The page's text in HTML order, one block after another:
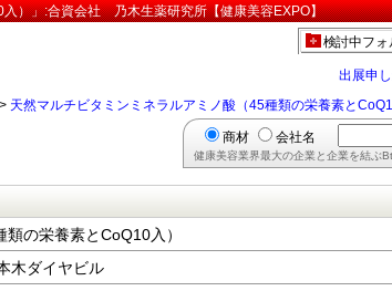
）」:合資会社 乃木生薬研究所【健康美容EXPO】
検討中フォ
出展申
> 天然マルチビタミンミネラルアミノ酸（45種類の栄養素と
商材 会社名
健康美容業界最大の企業と企業を結ぶ
の栄養素とCoQ10入）
木ダイヤビル